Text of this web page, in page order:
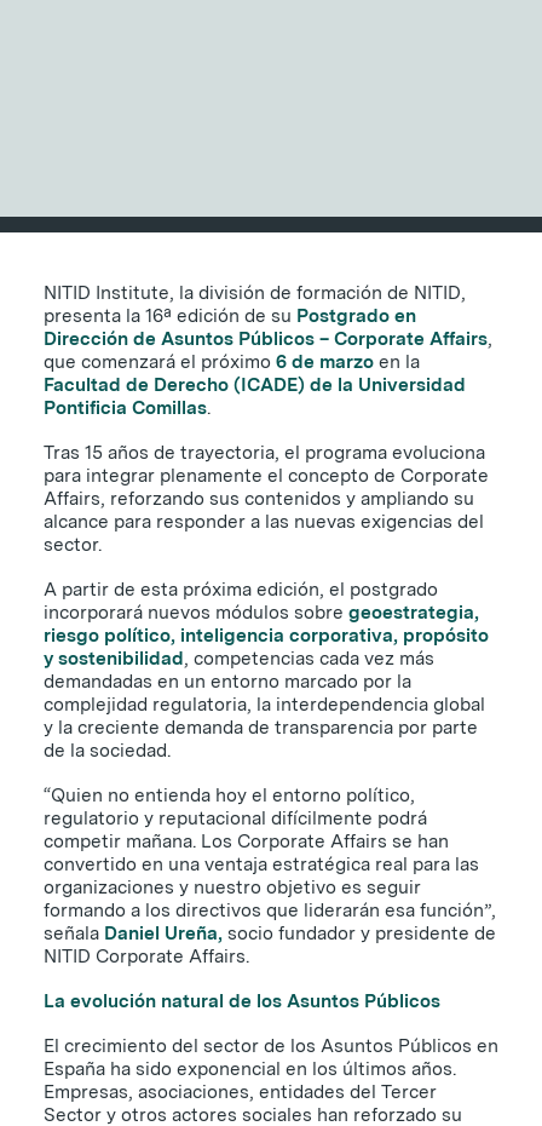
NITID Institute, la división de formación de NITID,
presenta la 16ª edición de su Postgrado en
Dirección de Asuntos Públicos – Corporate Affairs,
que comenzará el próximo 6 de marzo en la
Facultad de Derecho (ICADE) de la Universidad
Pontificia Comillas.
Tras 15 años de trayectoria, el programa evoluciona
para integrar plenamente el concepto de Corporate
Affairs, reforzando sus contenidos y ampliando su
alcance para responder a las nuevas exigencias del
sector.
A partir de esta próxima edición, el postgrado
incorporará nuevos módulos sobre geoestrategia,
riesgo político, inteligencia corporativa, propósito
y sostenibilidad, competencias cada vez más
demandadas en un entorno marcado por la
complejidad regulatoria, la interdependencia global
y la creciente demanda de transparencia por parte
de la sociedad.
“Quien no entienda hoy el entorno político,
regulatorio y reputacional difícilmente podrá
competir mañana. Los Corporate Affairs se han
convertido en una ventaja estratégica real para las
organizaciones y nuestro objetivo es seguir
formando a los directivos que liderarán esa función”,
señala Daniel Ureña, socio fundador y presidente de
NITID Corporate Affairs.
La evolución natural de los Asuntos Públicos
El crecimiento del sector de los Asuntos Públicos en
España ha sido exponencial en los últimos años.
Empresas, asociaciones, entidades del Tercer
Sector y otros actores sociales han reforzado su